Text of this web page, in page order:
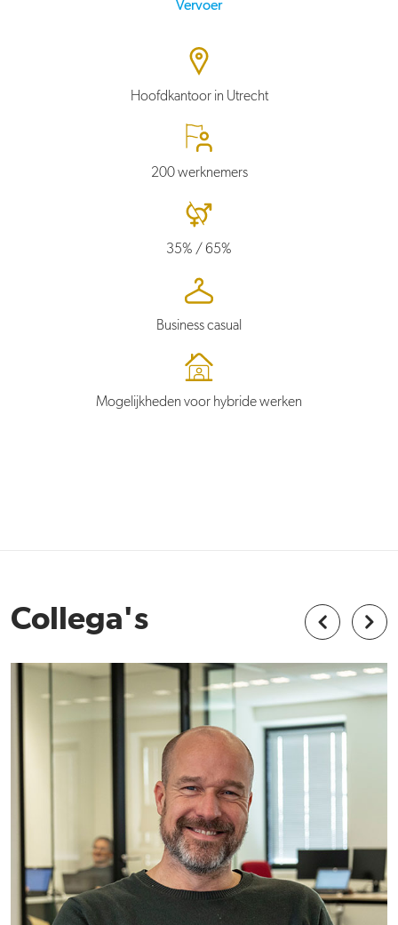
Vervoer
Hoofdkantoor in Utrecht
200 werknemers
35% / 65%
Business casual
Mogelijkheden voor hybride werken
Collega's